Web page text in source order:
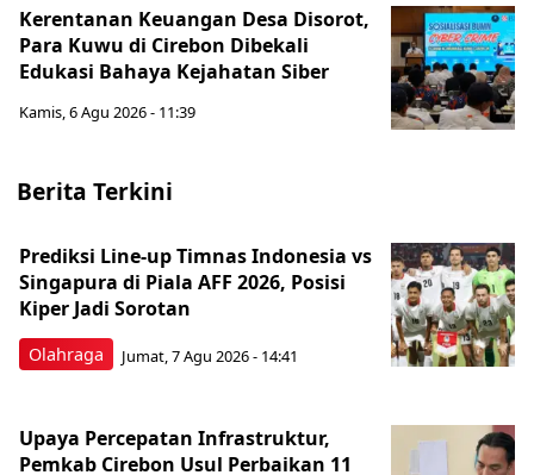
Kerentanan Keuangan Desa Disorot,
Para Kuwu di Cirebon Dibekali
Edukasi Bahaya Kejahatan Siber
Kamis, 6 Agu 2026 - 11:39
Berita Terkini
Olahraga
Prediksi Line-up Timnas Indonesia vs
Singapura di Piala AFF 2026, Posisi
Kiper Jadi Sorotan
Jumat, 7 Agu 2026 - 14:41
Upaya Percepatan Infrastruktur,
Pemkab Cirebon Usul Perbaikan 11